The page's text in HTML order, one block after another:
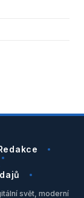
svět, moderní